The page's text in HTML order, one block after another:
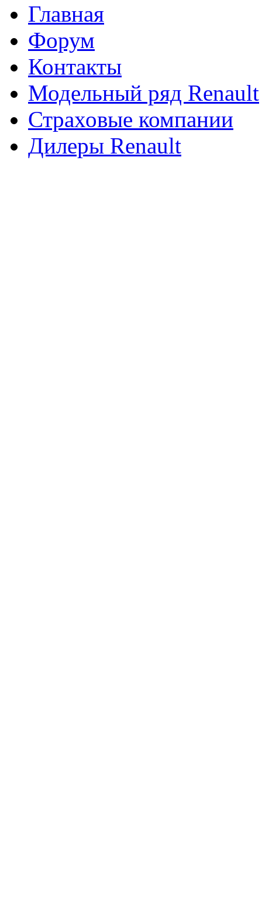
Главная
Форум
Контакты
Модельный ряд Renault
Страховые компании
Дилеры Renault